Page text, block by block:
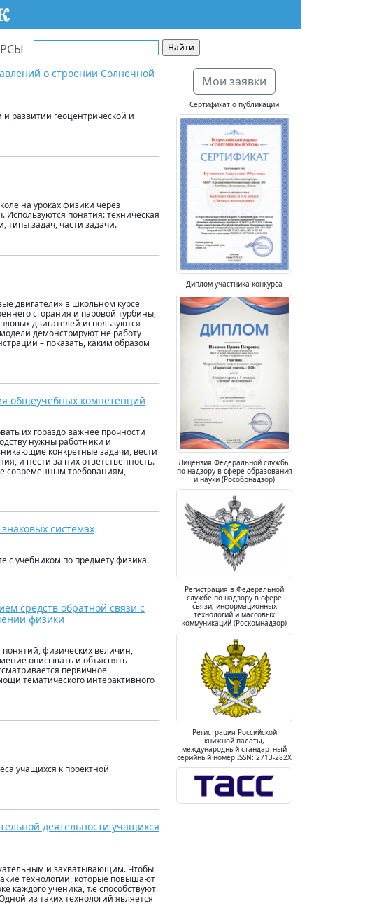
о строении Солнечной
развитии геоцентрической и
на уроках физики через
понятия: техническая
типы задач, части задачи.
двигатели» в школьном курсе
сгорания и паровой турбины,
двигателей используются
демонстрируют не работу
– показать, каким образом
общеучебных компетенций
их гораздо важнее прочности
нужны работники и
конкретные задачи, вести
и нести за них ответственность.
современным требованиям,
системах
с учебником по предмету физика.
средств обратной связи с
физики
физических величин,
описывать и объяснять
первичное
тематического интерактивного
учащихся к проектной
деятельности учащихся
и захватывающим. Чтобы
технологии, которые повышают
каждого ученика, т.е способствуют
из таких технологий является
Мои заявки
Сертификат о публикации
Диплом участника конкурса
Лицензия Федеральной службы
по надзору в сфере образования
и науки (Рособрнадзор)
Регистрация в Федеральной
службе по надзору в сфере
связи, информационных
технологий и массовых
коммуникаций (Роскомнадзор)
Регистрация Российской
книжной палаты,
международный стандартный
серийный номер ISSN: 2713-282X